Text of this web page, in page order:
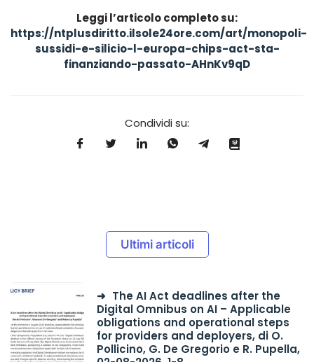
Leggi l’articolo completo su:
https://ntplusdiritto.ilsole24ore.com/art/monopoli-
sussidi-e-silicio-l-europa-chips-act-sta-
finanziando-passato-AHnKv9qD
Condividi su:
Ultimi articoli
The AI Act deadlines after the
Digital Omnibus on AI – Applicable
obligations and operational steps
for providers and deployers, di O.
Pollicino, G. De Gregorio e R. Pupella,